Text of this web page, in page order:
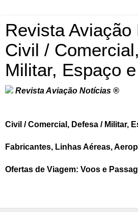
Revista Aviação
Civil /
Militar, Espaço
Revista Aviação Notícias ®
Civil / Comercial, Defesa / Militar,
Fabricantes, Linhas Aéreas,
Ofertas de Viagem: Voos e